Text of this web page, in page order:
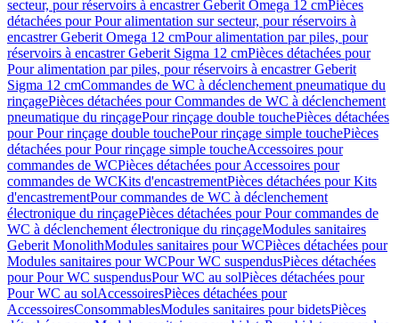
secteur, pour réservoirs à encastrer Geberit Omega 12 cmPièces
détachées pour Pour alimentation sur secteur, pour réservoirs à
encastrer Geberit Omega 12 cmPour alimentation par piles, pour
réservoirs à encastrer Geberit Sigma 12 cmPièces détachées pour
Pour alimentation par piles, pour réservoirs à encastrer Geberit
Sigma 12 cmCommandes de WC à déclenchement pneumatique du
rinçagePièces détachées pour Commandes de WC à déclenchement
pneumatique du rinçagePour rinçage double touchePièces détachées
pour Pour rinçage double touchePour rinçage simple touchePièces
détachées pour Pour rinçage simple toucheAccessoires pour
commandes de WCPièces détachées pour Accessoires pour
commandes de WCKits d'encastrementPièces détachées pour Kits
d'encastrementPour commandes de WC à déclenchement
électronique du rinçagePièces détachées pour Pour commandes de
WC à déclenchement électronique du rinçageModules sanitaires
Geberit MonolithModules sanitaires pour WCPièces détachées pour
Modules sanitaires pour WCPour WC suspendusPièces détachées
pour Pour WC suspendusPour WC au solPièces détachées pour
Pour WC au solAccessoiresPièces détachées pour
AccessoiresConsommablesModules sanitaires pour bidetsPièces